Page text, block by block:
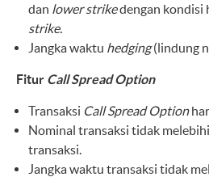
dan lower strikedengan kondisi
strike.
Jangka waktu hedging(lindung
Fitur Call Spread Option
Transaksi Call Spread Option
Nominal transaksi tidak
transaksi.
Jangka waktu transaksi tidak